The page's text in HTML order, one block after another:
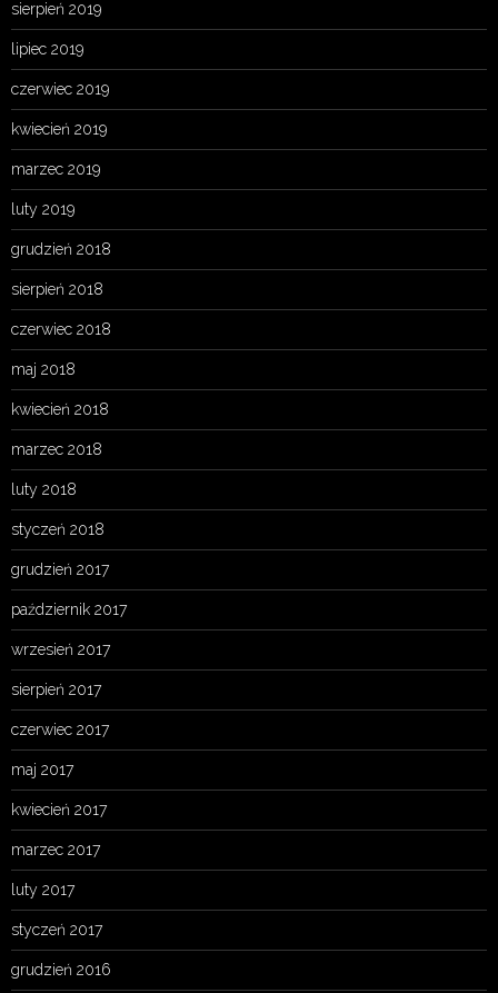
sierpień 2019
lipiec 2019
czerwiec 2019
kwiecień 2019
marzec 2019
luty 2019
grudzień 2018
sierpień 2018
czerwiec 2018
maj 2018
kwiecień 2018
marzec 2018
luty 2018
styczeń 2018
grudzień 2017
październik 2017
wrzesień 2017
sierpień 2017
czerwiec 2017
maj 2017
kwiecień 2017
marzec 2017
luty 2017
styczeń 2017
grudzień 2016